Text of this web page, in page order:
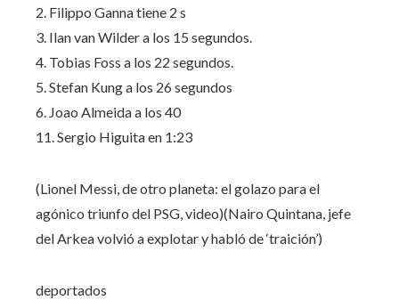
2. Filippo Ganna tiene 2 s
3. Ilan van Wilder a los 15 segundos.
4. Tobias Foss a los 22 segundos.
5. Stefan Kung a los 26 segundos
6. Joao Almeida a los 40
11. Sergio Higuita en 1:23
(Lionel Messi, de otro planeta: el golazo para el
agónico triunfo del PSG, video)(Nairo Quintana, jefe
del Arkea volvió a explotar y habló de ‘traición’)
deportados